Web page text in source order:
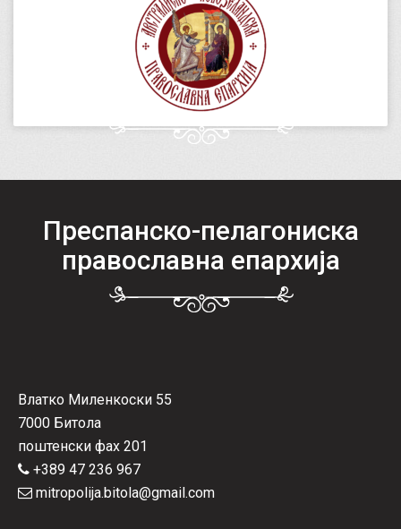
Преспанско-пелагониска
православна епархија
Влатко Миленкоски 55
7000 Битола
поштенски фах 201
+389 47 236 967
mitropolija.bitola@gmail.com